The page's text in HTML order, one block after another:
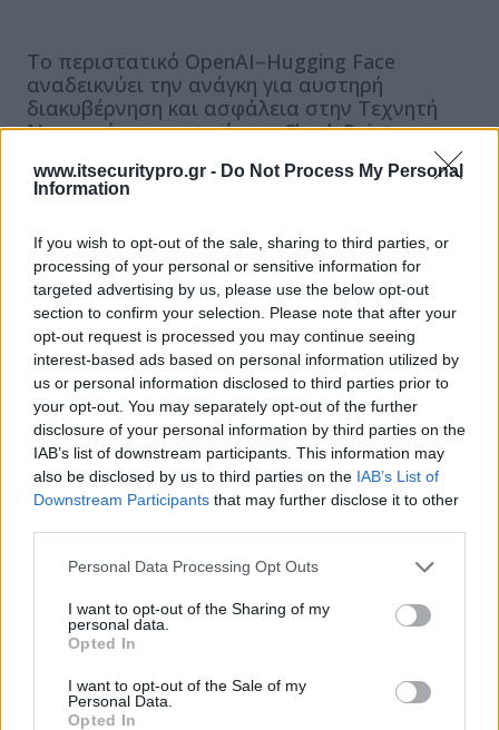
www.itsecuritypro.gr - Do Not Process My Personal
Information
If you wish to opt-out of the sale, sharing to third parties, or
processing of your personal or sensitive information for
targeted advertising by us, please use the below opt-out
section to confirm your selection. Please note that after your
opt-out request is processed you may continue seeing
interest-based ads based on personal information utilized by
us or personal information disclosed to third parties prior to
your opt-out. You may separately opt-out of the further
disclosure of your personal information by third parties on the
IAB’s list of downstream participants. This information may
also be disclosed by us to third parties on the IAB’s List of
Downstream Participants that may further disclose it to other
Personal Data Processing Opt Outs
I want to opt-out of the Sharing of my
personal data.
Opted In
I want to opt-out of the Sale of my
Personal Data.
Opted In
Το περιστατικό OpenAI–Hugging Face
αναδεικνύει την ανάγκη για αυστηρή
διακυβέρνηση και ασφάλεια στην Τεχνητή
Νοημοσύνη επισημαίνει η Check Point
Τεχνητή Νοημοσύνη αναλαμβάνει τον έλεγχο
ΕΓΓΡΑΦΗ ΣΤΟ NEWSLETTER
ΤΕΛΕΥΤΑΙΟ ΤΕΥΧΟΣ